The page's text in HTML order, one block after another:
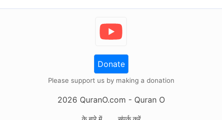
Donate
Please support us by making a donation
2026 QuranO.com - Quran O